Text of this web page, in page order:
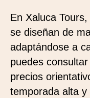
En Xaluca
se diseñan de
adaptándose a
puedes
precios
temporada alta y